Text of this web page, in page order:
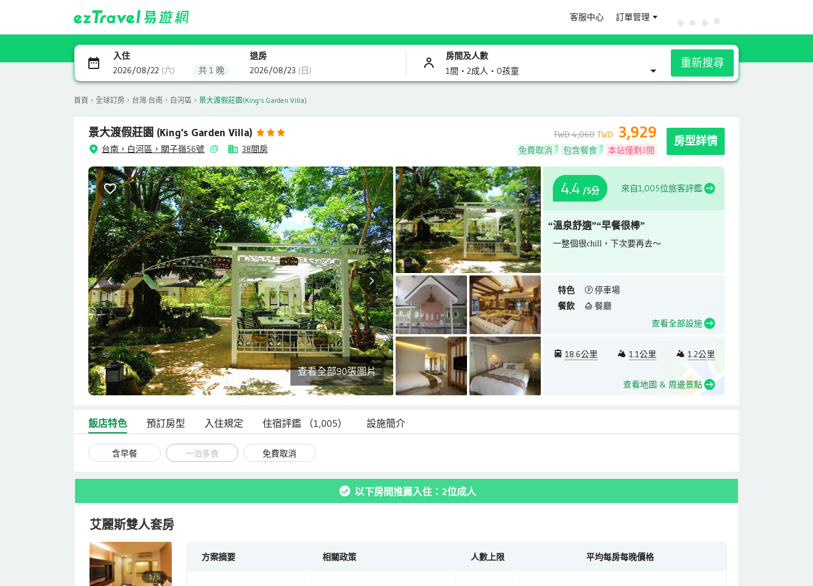
客服中心 訂單管理
入住
2026/08/22 (六)
退房
2026/08/23 (日)
共 1 晚
房間及人數
1間・ 2成人・ 0孩童
重新搜尋
首頁 全球訂房 台灣-台南 白河區 景大渡假莊園(King's Garden Villa)
景大渡假莊園 (King's Garden Villa)
台南，白河區，關子嶺56號 38間房
TWD 4,060 TWD 3,929
免費取消 包含餐食 本站僅剩3間
房型詳情
查看全部90張圖片
“溫泉舒適”“早餐很棒”
4.4 /5分 來自1,005位旅客評鑑
一整個很chill，下次要再去～
台南泡湯首選 房間內的泡湯空間真的非常
泡湯設施是關仔嶺最多的👍超級讚👍
特色
停車場
餐飲
餐廳
查看全部設施
18.6公里 1.1公里 1.2公里
查看地圖 & 周邊景點
飯店特色 預訂房型 入住規定 住宿評鑑 （1,005） 設施簡介
含早餐 一泊多食 免費取消
以下房間推薦入住：2位成人
艾麗斯雙人套房
1/5
方案摘要 相關政策 人數上限 平均每房每晚價格